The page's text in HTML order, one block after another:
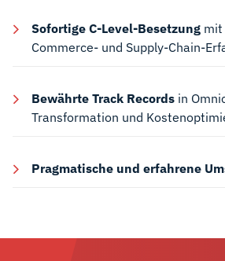
Sofortige C-Level-Besetzung mit
Commerce- und Supply-Chain-
Bewährte Track Records in
Transformation und
Pragmatische und erfahrene